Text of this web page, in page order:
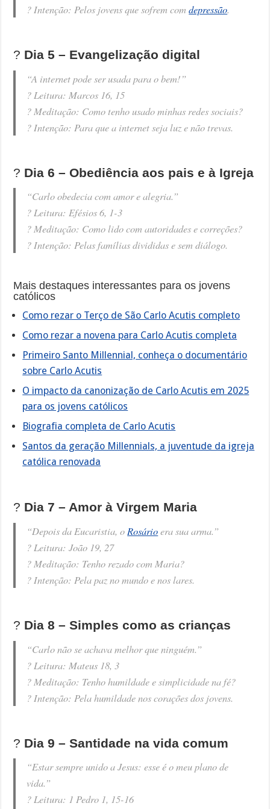
?️ Intenção: Pelos jovens que sofrem comdepressão.
?️ Dia 5 – Evangelização digital
“A internet pode ser usada para o bem!”
? Leitura: Marcos 16, 15
? Meditação: Como tenho usado minhas redes sociais?
?️ Intenção: Para que a internet seja luz e não trevas.
?️ Dia 6 – Obediência aos pais e à Igreja
“Carlo obedecia com amor e alegria.”
? Leitura: Efésios 6, 1-3
? Meditação: Como lido com autoridades e correções?
?️ Intenção: Pelas famílias divididas e sem diálogo.
Mais destaques interessantes para os jovens
católicos
Como rezar o Terço de São Carlo Acutis completo
Como rezar a novena para Carlo Acutis completa
Primeiro Santo Millennial, conheça o documentário
sobre Carlo Acutis
O impacto da canonização de Carlo Acutis em 2025
para os jovens católicos
Biografia completa de Carlo Acutis
Santos da geração Millennials, a juventude da igreja
católica renovada
?️ Dia 7 – Amor à Virgem Maria
“Depois da Eucaristia, o Rosárioera sua arma.”
? Leitura: João 19, 27
? Meditação: Tenho rezado com Maria?
?️ Intenção: Pela paz no mundo e nos lares.
?️ Dia 8 – Simples como as crianças
“Carlo não se achava melhor que ninguém.”
? Leitura: Mateus 18, 3
? Meditação: Tenho humildade e simplicidade na fé?
?️ Intenção: Pela humildade nos corações dos jovens.
?️ Dia 9 – Santidade na vida comum
“Estar sempre unido a Jesus: esse é o meu plano de
vida.”
? Leitura: 1 Pedro 1, 15-16